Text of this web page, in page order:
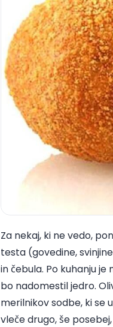
Za nekaj, ki ne vedo,
testa (govedine,
in čebula. Po kuhanju
bo nadomestil jedro.
merilnikov sodbe, ki se
vleče drugo, še